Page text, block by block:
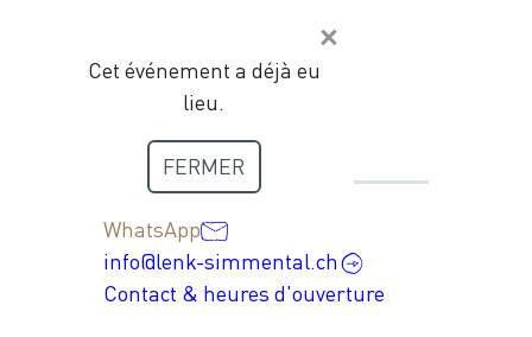
Cet événement a déjà eu
lieu.
FERMER
Contact
+41 33 736 35 35
WhatsApp
info@lenk-simmental.ch
Contact & heures d'ouverture